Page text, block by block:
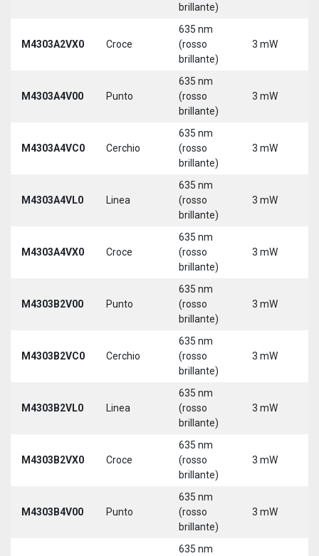
brillante)
M4303A2VX0 Croce
635 nm
(rosso
brillante)
3 mW
M4303A4V00 Punto
635 nm
(rosso
brillante)
3 mW
M4303A4VC0 Cerchio
635 nm
(rosso
brillante)
3 mW
M4303A4VL0 Linea
635 nm
(rosso
brillante)
3 mW
M4303A4VX0 Croce
635 nm
(rosso
brillante)
3 mW
M4303B2V00 Punto
635 nm
(rosso
brillante)
3 mW
M4303B2VC0 Cerchio
635 nm
(rosso
brillante)
3 mW
M4303B2VL0 Linea
635 nm
(rosso
brillante)
3 mW
M4303B2VX0 Croce
635 nm
(rosso
brillante)
3 mW
M4303B4V00 Punto
635 nm
(rosso
brillante)
3 mW
635 nm